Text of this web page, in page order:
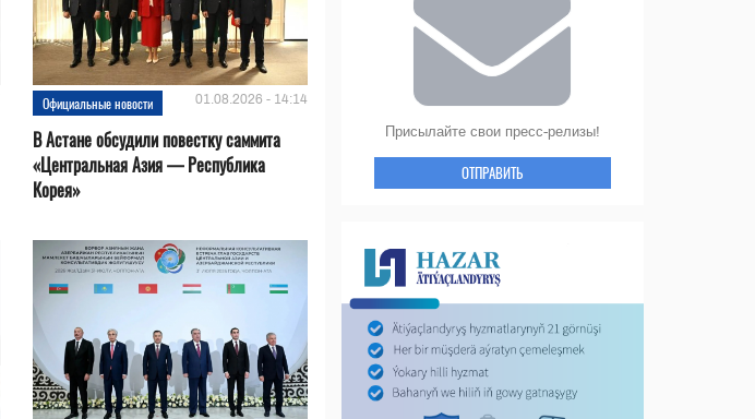
Официальные новости 01.08.2026 - 14:14
В Астане обсудили повестку саммита
«Центральная Азия — Республика
Корея»
Присылайте свои пресс-релизы!
ОТПРАВИТЬ